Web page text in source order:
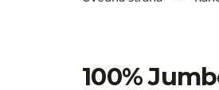
100%
100% EZ KANEKALON